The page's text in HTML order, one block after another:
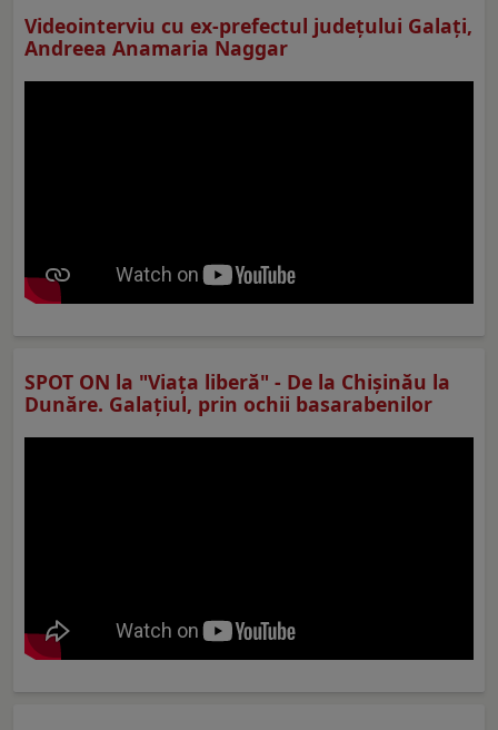
Videointerviu cu ex-prefectul judeţului Galaţi,
Andreea Anamaria Naggar
SPOT ON la "Viaţa liberă" - De la Chișinău la
Dunăre. Galațiul, prin ochii basarabenilor